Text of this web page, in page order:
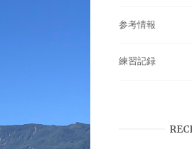
参考情報
練習記録